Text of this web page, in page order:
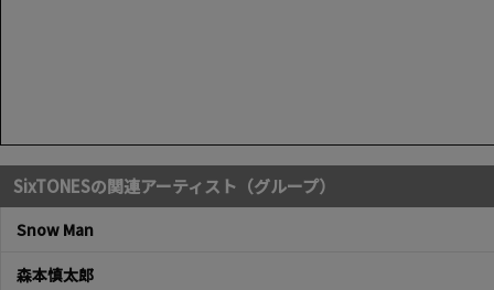
SixTONESの関連アーティスト（グループ）
Snow Man
森本慎太郎